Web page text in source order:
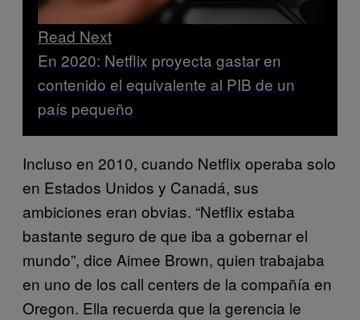
Read Next
En 2020: Netflix proyecta gastar en
contenido el equivalente al PIB de un
país pequeño
Incluso en 2010, cuando Netflix operaba solo
en Estados Unidos y Canadá, sus
ambiciones eran obvias. “Netflix estaba
bastante seguro de que iba a gobernar el
mundo”, dice Aimee Brown, quien trabajaba
en uno de los call centers de la compañía en
Oregon. Ella recuerda que la gerencia le